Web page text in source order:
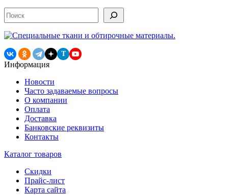
Поиск
T
Информация
Новости
Часто задаваемые вопросы
О компании
Оплата
Доставка
Банковские реквизиты
Контакты
Каталог товаров
Скидки
Прайс-лист
Карта сайта